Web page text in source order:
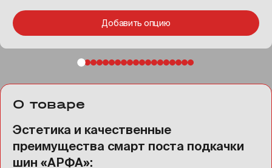
Добавить опцию
О товаре
Эстетика и качественные
преимущества смарт поста подкачки
шин «АРФА»: